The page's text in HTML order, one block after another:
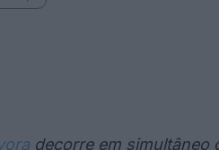
decorre em simultâneo